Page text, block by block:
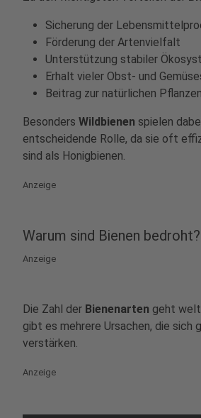
Sicherung der
Förderung der Artenvielfalt
Unterstützung stabiler
Erhalt vieler Obst- und
Beitrag zur natürlichen
Besonders Wildbienen spielen
entscheidende Rolle, da sie oft
sind als Honigbienen.
Anzeige
Warum sind Bienen bedroht?
Anzeige
Die Zahl der Bienenarten geht
gibt es mehrere Ursachen, die sich
verstärken.
Anzeige